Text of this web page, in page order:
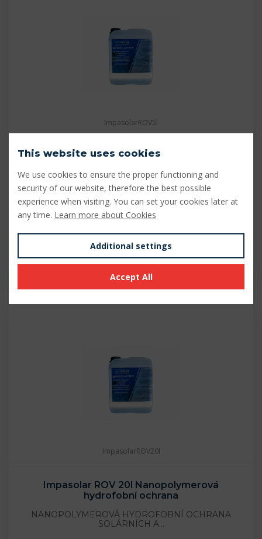
ImpasolarROV5l
Impasolar ROV 5l Nanopolymerová
NANOPOLYMEROVÁ HYDROFOBNÍ OCHRANA
SOLÁRNÍCH A…
€ 16,28
On inquiry
ImpasolarROV20l
Impasolar ROV 20l Nanopolymerová
hydrofobní ochrana
NANOPOLYMEROVÁ HYDROFOBNÍ OCHRANA
SOLÁRNÍCH A…
This website uses cookies
We use cookies to ensure the proper functioning and
security of our website, therefore the best possible
experience when visiting. You can set your cookies later at
any time. Learn more about Cookies
Additional settings
Accept All